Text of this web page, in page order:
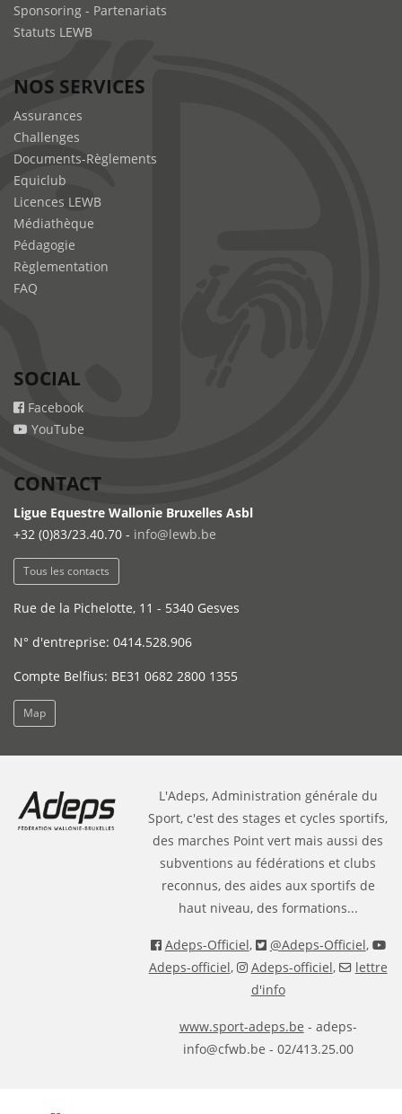
Sponsoring - Partenariats
Statuts LEWB
NOS SERVICES
Assurances
Challenges
Documents-Règlements
Equiclub
Licences LEWB
Médiathèque
Pédagogie
Règlementation
FAQ
SOCIAL
Facebook
YouTube
CONTACT
Ligue Equestre Wallonie Bruxelles Asbl
+32 (0)83/23.40.70 - info@lewb.be
Tous les contacts
Rue de la Pichelotte, 11 - 5340 Gesves
N° d'entreprise: 0414.528.906
Compte Belfius: BE31 0682 2800 1355
Map
L'Adeps, Administration générale du
Sport, c'est des stages et cycles sportifs,
des marches Point vert mais aussi des
subventions au fédérations et clubs
reconnus, des aides aux sportifs de
haut niveau, des formations...
Adeps-Officiel, @Adeps-Officiel,
Adeps-officiel, Adeps-officiel,
lettre
d'info
www.sport-adeps.be - adeps-
info@cfwb.be - 02/413.25.00